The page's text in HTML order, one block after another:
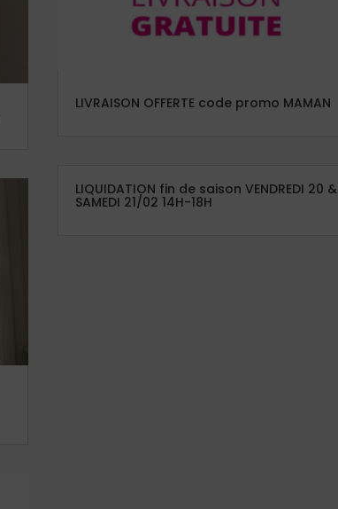
LIVRAISON OFFERTE code promo MAMAN
LIQUIDATION fin de saison VENDREDI 20 &
SAMEDI 21/02 14H-18H